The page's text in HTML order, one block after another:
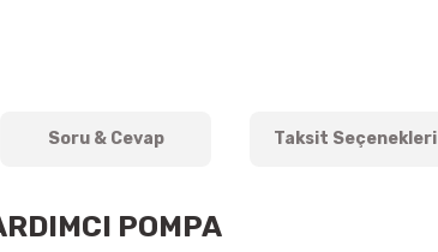
Soru & Cevap Taksit Seçenekleri
POMPA